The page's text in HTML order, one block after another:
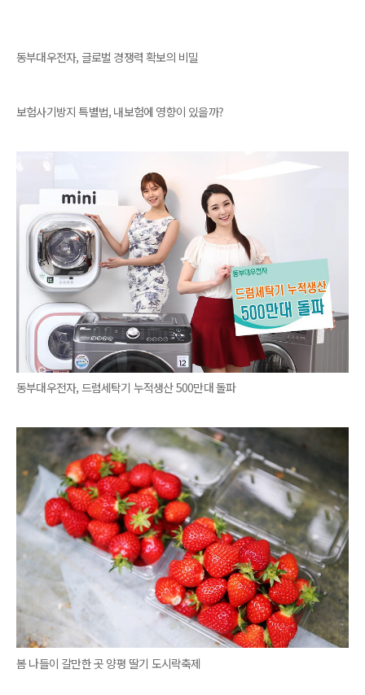
동부대우전자, 글로벌 경쟁력 확보의 비밀
보험사기방지 특별법, 내보험에 영향이 있을까?
동부대우전자, 드럼세탁기 누적생산 500만대 돌파
봄 나들이 갈만한 곳 양평 딸기 도시락축제